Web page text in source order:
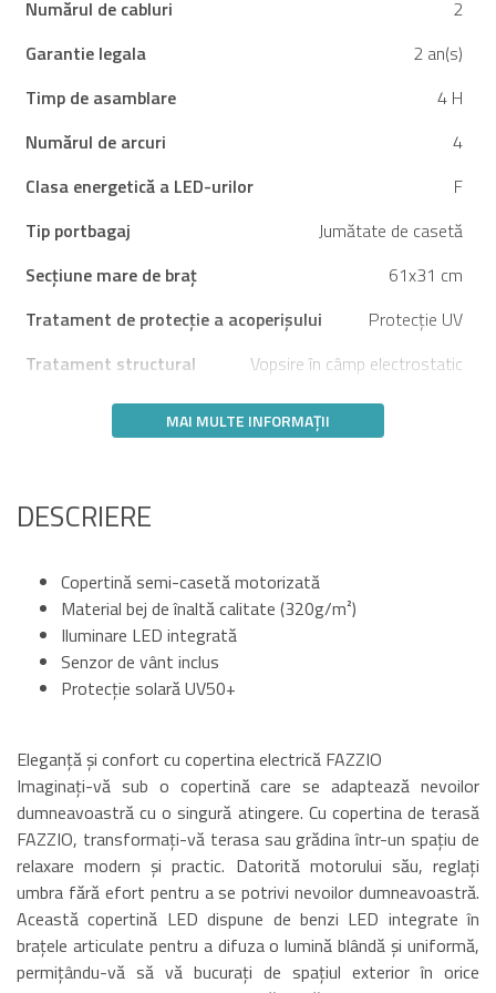
Numărul de cabluri
2
Garantie legala
2 an(s)
Timp de asamblare
4 H
Numărul de arcuri
4
Clasa energetică a LED-urilor
F
Tip portbagaj
Jumătate de casetă
Secțiune mare de braț
61x31 cm
Tratament de protecție a acoperișului
Protecție UV
Tratament structural
Vopsire în câmp electrostatic
MAI MULTE INFORMAȚII
DESCRIERE
Copertină semi-casetă motorizată
Material bej de înaltă calitate (320g/m²)
Iluminare LED integrată
Senzor de vânt inclus
Protecție solară UV50+
Eleganță și confort cu copertina electrică FAZZIO
Imaginați-vă sub o copertină care se adaptează nevoilor
dumneavoastră cu o singură atingere. Cu copertina de terasă
FAZZIO, transformați-vă terasa sau grădina într-un spațiu de
relaxare modern și practic. Datorită motorului său, reglați
umbra fără efort pentru a se potrivi nevoilor dumneavoastră.
Această copertină LED dispune de benzi LED integrate în
brațele articulate pentru a difuza o lumină blândă și uniformă,
permițându-vă să vă bucurați de spațiul exterior în orice